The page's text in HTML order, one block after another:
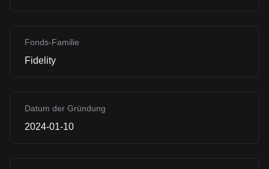
Fonds-Familie
Fidelity
Datum der Gründung
2024-01-10